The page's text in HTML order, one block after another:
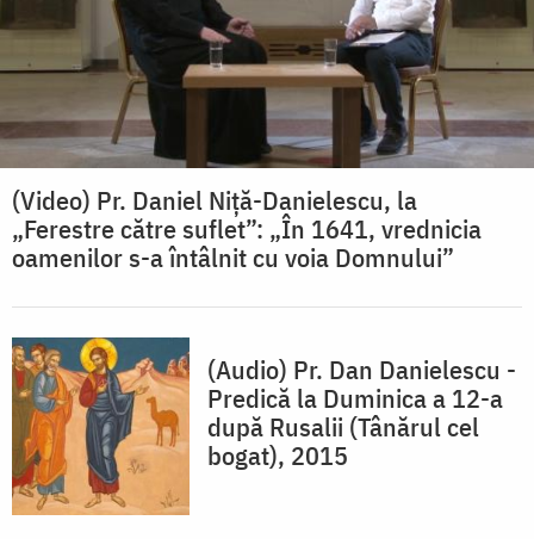
(Video) Pr. Daniel Niţă-Danielescu, la
„Ferestre către suflet”: „În 1641, vrednicia
oamenilor s-a întâlnit cu voia Domnului”
(Audio) Pr. Dan Danielescu -
Predică la Duminica a 12-a
după Rusalii (Tânărul cel
bogat), 2015